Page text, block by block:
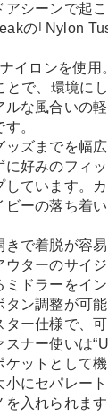
シーンで起
の｢Nylon
イロンを使用
とで、環境に
ルな風合いの
。
ズまでを幅広
好みのフィ
ています。
ビーの落ち着
で着脱が容
ターのサイ
ミドラーをイ
タン調整が可
ター仕様で、
ナー使いは
ットとして
小にセパレー
入れられます